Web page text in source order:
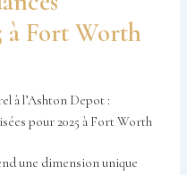
à Fort Worth
à l’Ashton Depot :
pour 2025 à Fort Worth
une dimension unique